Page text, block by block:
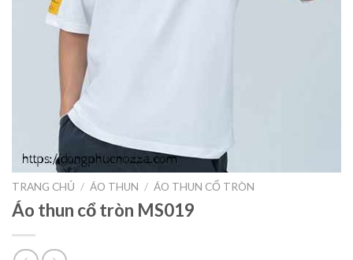
TRANG CHỦ / ÁO THUN / ÁO THUN CỔ TRÒN
Áo thun cổ tròn MS019